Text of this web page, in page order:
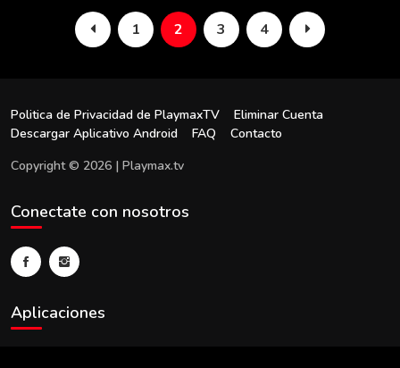
1 2 3 4
Politica de Privacidad de PlaymaxTV
Eliminar Cuenta
Descargar Aplicativo Android
FAQ
Contacto
Copyright © 2026 | Playmax.tv
Conectate con nosotros
Aplicaciones